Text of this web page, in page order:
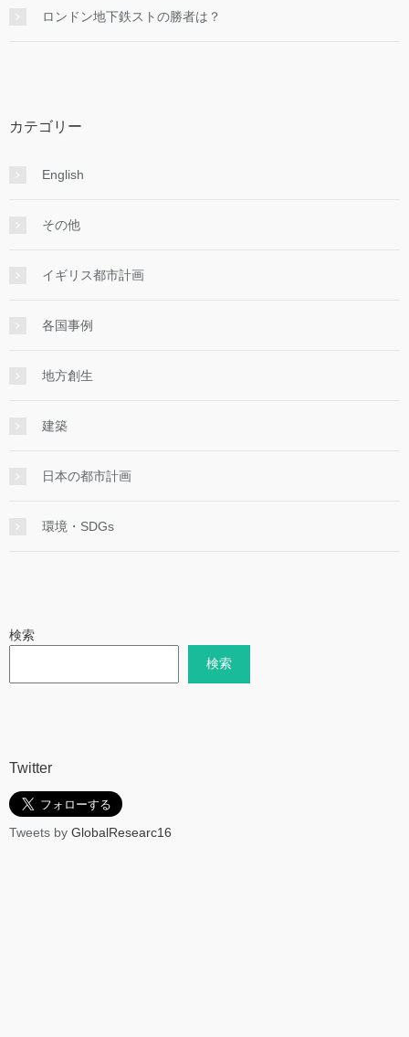
ロンドン地下鉄ストの勝者は？
カテゴリー
English
その他
イギリス都市計画
各国事例
地方創生
建築
日本の都市計画
環境・SDGs
検索
検索
Twitter
Tweets by GlobalResearc16